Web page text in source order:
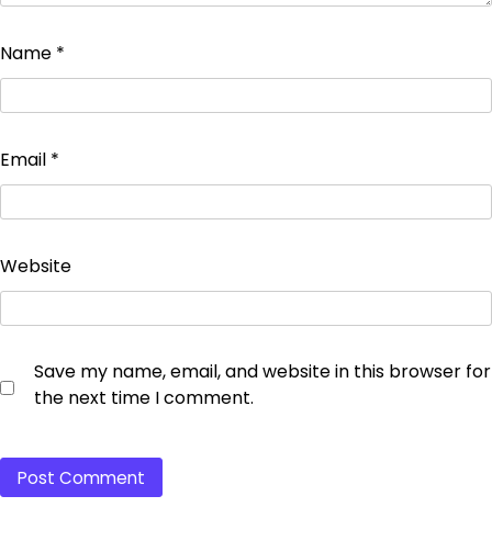
Name *
Email *
Website
Save my name, email, and website in this browser for
the next time I comment.